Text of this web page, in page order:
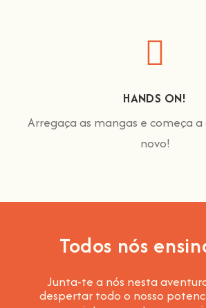
HANDS ON!
Arregaça as mangas e começa
novo!
Todos nós
Junta-te a nós nesta
despertar todo o nosso